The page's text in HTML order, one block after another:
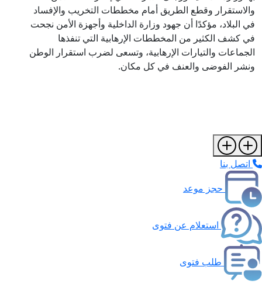
والاستقرار وقطع الطريق أمام مخططات التخريب والإفساد
في البلاد، مؤكدًا أن جهود وزارة الداخلية وأجهزة الأمن نجحت
في كشف الكثير من المخططات الإرهابية التي تنفذها
الجماعات والتيارات الإرهابية، وتسعى لضرب استقرار الوطن
ونشر الفوضى والعنف في كل مكان.
اتصل بنا
حجز موعد
استعلام عن فتوى
طلب فتوى